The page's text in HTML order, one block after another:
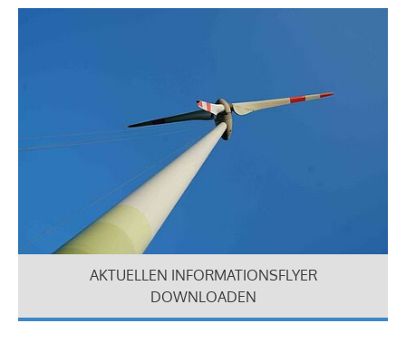
AKTUELLEN INFORMATIONSFLYER
DOWNLOADEN